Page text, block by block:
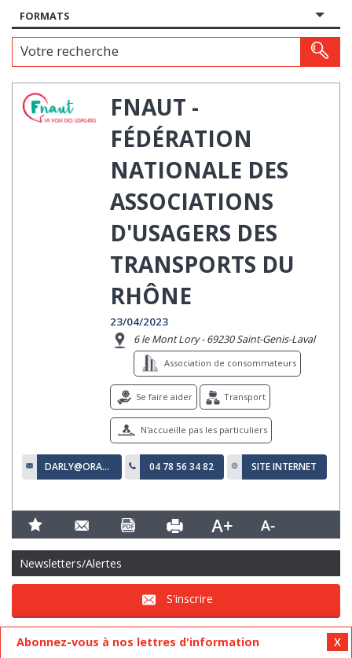
FORMATS
Votre recherche
FNAUT -
FÉDÉRATION
NATIONALE DES
ASSOCIATIONS
D'USAGERS DES
TRANSPORTS DU
RHÔNE
23/04/2023
6 le Mont Lory - 69230 Saint-Genis-Laval
Association de consommateurs
Se faire aider Transport
N'accueille pas les particuliers
DARLY@ORANGE.FR 04 78 56 34 82 SITE INTERNET
Newsletters/Alertes
S'inscrire
Abonnez-vous à nos lettres d'information